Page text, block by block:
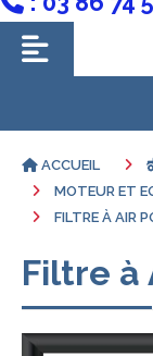
ACCUEIL
MOTEUR ET
FILTRE À AIR
Filtre à